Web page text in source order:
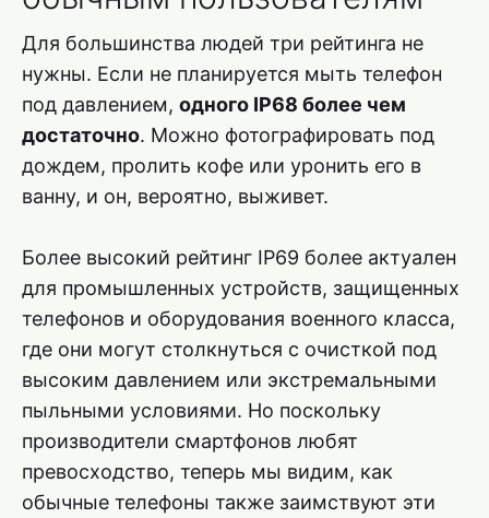
Для большинства людей три рейтинга не
нужны. Если не планируется мыть телефон
под давлением, одного IP68 более чем
достаточно. Можно фотографировать под
дождем, пролить кофе или уронить его в
ванну, и он, вероятно, выживет.
Более высокий рейтинг IP69 более актуален
для промышленных устройств, защищенных
телефонов и оборудования военного класса,
где они могут столкнуться с очисткой под
высоким давлением или экстремальными
пыльными условиями. Но поскольку
производители смартфонов любят
превосходство, теперь мы видим, как
обычные телефоны также заимствуют эти